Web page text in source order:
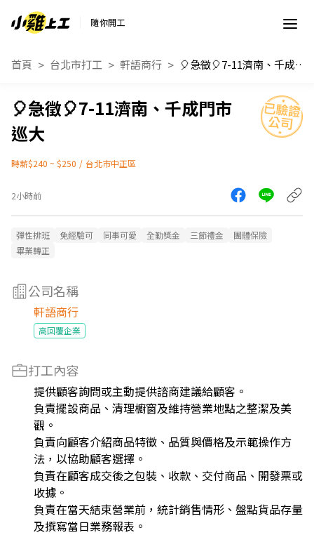
隨你開工
首頁 台北市打工 軒語商行 🎈急徵🎈7-11濟南、千成門市巡大
🎈急徵🎈7-11濟南、千成門市
巡大
時薪$240 ~ $250 / 台北市中正區
2小時前
彈性排班 免經驗可 同事可愛 全勤獎金 三節禮金
團體保險
畢業轉正
公司名稱
軒語商行
高回覆企業
打工內容
提供顧客詢問或主動提供諮商建議給顧客。
負責擺設商品、清理櫥窗及維持營業地點之整潔及美
觀。
負責向顧客介紹商品特徵、品質與價格及示範操作方
法，以協助顧客選擇。
負責在顧客成交後之包裝、收款、交付商品、開發票或
收據。
負責在當天結束營業前，統計銷售情形、盤點貨品存量
及撰寫當日業務報表。